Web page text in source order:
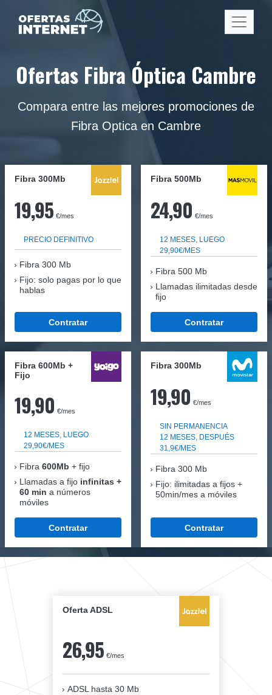
Ofertas Fibra Óptica Cambre
Compara entre las mejores promociones de
Fibra Optica en Cambre
Fibra 300Mb
19,95 €/mes
PRECIO DEFINITIVO
Fibra 300 Mb
Fijo: solo pagas por lo que
hablas
Contratar
Fibra 500Mb
24,90 €/mes
12 MESES, LUEGO
29,90€/MES
Fibra 500 Mb
Llamadas ilimitadas desde
fijo
Contratar
Fibra 600Mb +
Fijo
19,90 €/mes
12 MESES, LUEGO
29,90€/MES
Fibra 600Mb + fijo
Llamadas a fijo infinitas +
60 min a números
móviles
Contratar
Fibra 300Mb
19,90 €/mes
SIN PERMANENCIA
12 MESES, DESPUÉS
31,9€/MES
Fibra 300 Mb
Fijo: ilimitadas a fijos +
50min/mes a móviles
Contratar
Oferta ADSL
26,95 €/mes
ADSL hasta 30 Mb